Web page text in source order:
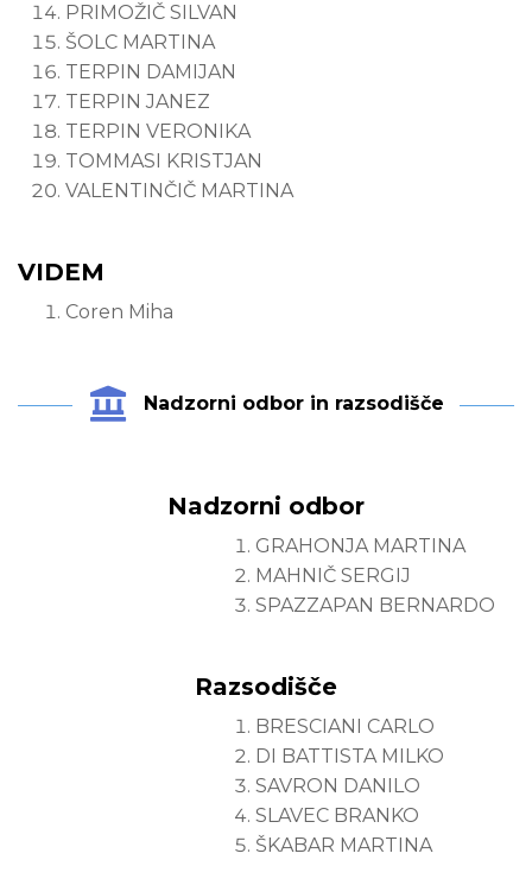
PRIMOŽIČ SILVAN
ŠOLC MARTINA
TERPIN DAMIJAN
TERPIN JANEZ
TERPIN VERONIKA
TOMMASI KRISTJAN
VALENTINČIČ MARTINA
VIDEM
Coren Miha
Nadzorni odbor in razsodišče
Nadzorni odbor
GRAHONJA MARTINA
MAHNIČ SERGIJ
SPAZZAPAN BERNARDO
Razsodišče
BRESCIANI CARLO
DI BATTISTA MILKO
SAVRON DANILO
SLAVEC BRANKO
ŠKABAR MARTINA